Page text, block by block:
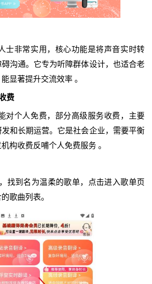
士非常实用，核心功能是将声音实时转
沟通。它专为听障群体设计，也适合老
显著提升交流效率 。
费
对个人免费，部分高级服务收费，主要
和长期运营。它是社会企业，需要平衡
构收费反哺个人免费服务 。
找到名为温柔的歌单，点击进入歌单页
歌曲列表。